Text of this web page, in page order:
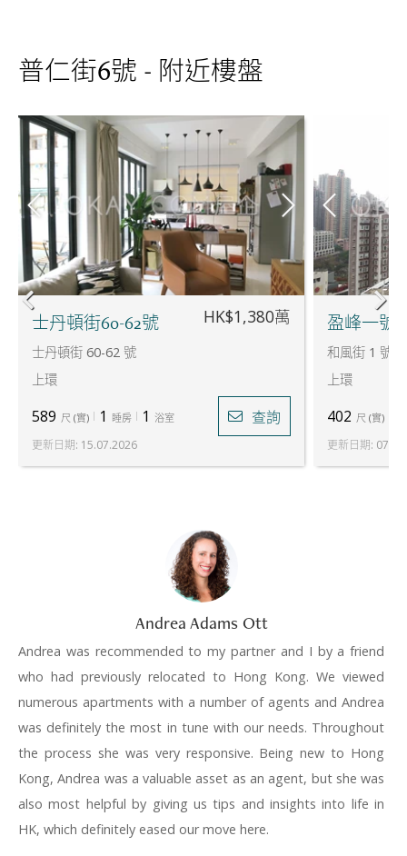
普仁街6號 - 附近樓盤
士丹頓街60-62號
士丹頓街 60-62 號
上環
HK$1,380萬
589 尺 (實) 1 睡房 1 浴室 查詢
更新日期: 15.07.2026
盈峰一號
和風街 1 號
上環
402 尺 (實)
更新日期:
Andrea Adams Ott
Andrea was recommended to my partner and I by a friend
who had previously relocated to Hong Kong. We viewed
numerous apartments with a number of agents and Andrea
was definitely the most in tune with our needs. Throughout
the process she was very responsive. Being new to Hong
Kong, Andrea was a valuable asset as an agent, but she was
also most helpful by giving us tips and insights into life in
HK, which definitely eased our move here.